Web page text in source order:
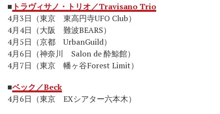
■ トラヴィサノ・トリオ／Travisano Trio
4月3日（東京 東高円寺UFO Club）
4月4日（大阪 難波BEARS）
4月5日（京都 UrbanGuild）
4月6日（神奈川 Salon de 酔鯨館）
4月7日（東京 幡ヶ谷Forest Limit）
■ベック／Beck
4月6日（東京 EXシアター六本木）